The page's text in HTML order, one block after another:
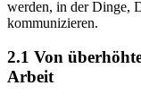
werden, in der Dinge,
kommunizieren.
2.1 Von
Arbeit